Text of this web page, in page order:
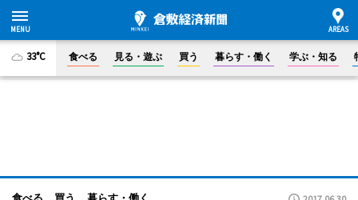
33°C 食べる 見る・遊ぶ 買う 暮らす・働く 学ぶ・知る